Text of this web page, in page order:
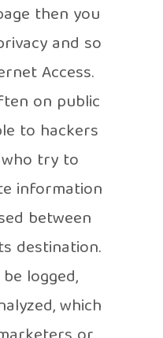
then you
and so
Access.
on public
to hackers
try to
information
between
destination.
logged,
which